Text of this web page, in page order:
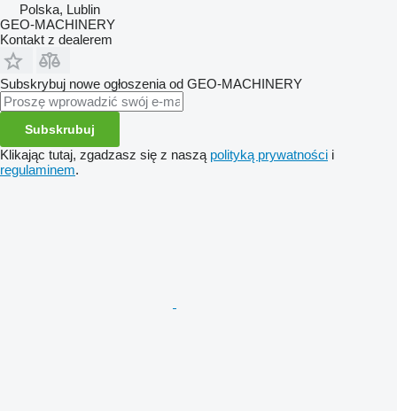
Polska, Lublin
GEO-MACHINERY
Kontakt z dealerem
Subskrybuj nowe ogłoszenia od GEO-MACHINERY
Subskrubuj
Klikając tutaj, zgadzasz się z naszą polityką prywatności i
regulaminem.